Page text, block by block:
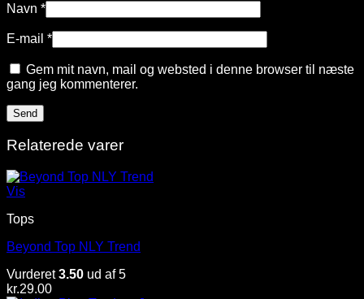
Navn *
E-mail *
Gem mit navn, mail og websted i denne browser til næste
gang jeg kommenterer.
Relaterede varer
Vis
Tops
Beyond Top NLY Trend
Vurderet3.50 ud af 5
kr.29.00